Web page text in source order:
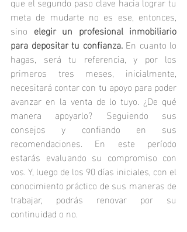
meta de mudarte no es ese, entonces,
sino elegir un profesional inmobiliario
para depositar tu confianza. En cuanto lo
hagas, será tu referencia, y por los
primeros tres meses, inicialmente,
necesitará contar con tu apoyo para poder
avanzar en la venta de lo tuyo. ¿De qué
manera apoyarlo? Seguiendo sus
consejos y confiando en sus
recomendaciones. En este período
estarás evaluando su compromiso con
vos. Y, luego de los 90 días iniciales, con el
conocimiento práctico de sus maneras de
trabajar, podrás renovar por su
continuidad o no.